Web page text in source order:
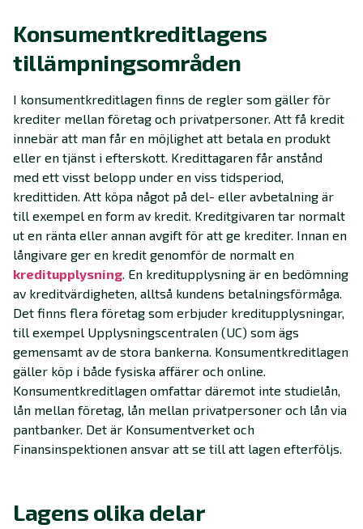
Konsumentkreditlagens
tillämpningsområden
I konsumentkreditlagen finns de regler som gäller för
krediter mellan företag och privatpersoner. Att få kredit
innebär att man får en möjlighet att betala en produkt
eller en tjänst i efterskott. Kredittagaren får anstånd
med ett visst belopp under en viss tidsperiod,
kredittiden. Att köpa något på del- eller avbetalning är
till exempel en form av kredit. Kreditgivaren tar normalt
ut en ränta eller annan avgift för att ge krediter. Innan en
långivare ger en kredit genomför de normalt en
kreditupplysning. En kreditupplysning är en bedömning
av kreditvärdigheten, alltså kundens betalningsförmåga.
Det finns flera företag som erbjuder kreditupplysningar,
till exempel Upplysningscentralen (UC) som ägs
gemensamt av de stora bankerna. Konsumentkreditlagen
gäller köp i både fysiska affärer och online.
Konsumentkreditlagen omfattar däremot inte studielån,
lån mellan företag, lån mellan privatpersoner och lån via
pantbanker. Det är Konsumentverket och
Finansinspektionen ansvar att se till att lagen efterföljs.
Lagens olika delar